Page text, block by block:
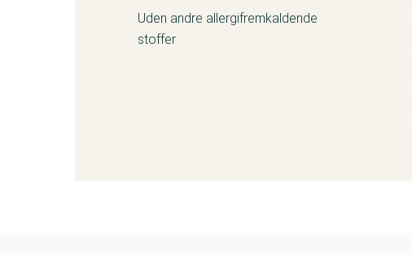
Uden andre allergifremkaldende
stoffer